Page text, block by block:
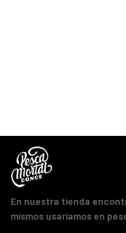
En nuestra tienda
mismos usaríamos en